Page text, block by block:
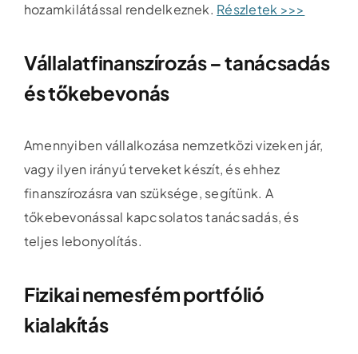
hozamkilátással rendelkeznek. Részletek >>>
Vállalatfinanszírozás – tanácsadás
és tőkebevonás
Amennyiben vállalkozása nemzetközi vizeken jár,
vagy ilyen irányú terveket készít, és ehhez
finanszírozásra van szüksége, segítünk. A
tőkebevonással kapcsolatos tanácsadás, és
teljes lebonyolítás.
Fizikai nemesfém portfólió
kialakítás